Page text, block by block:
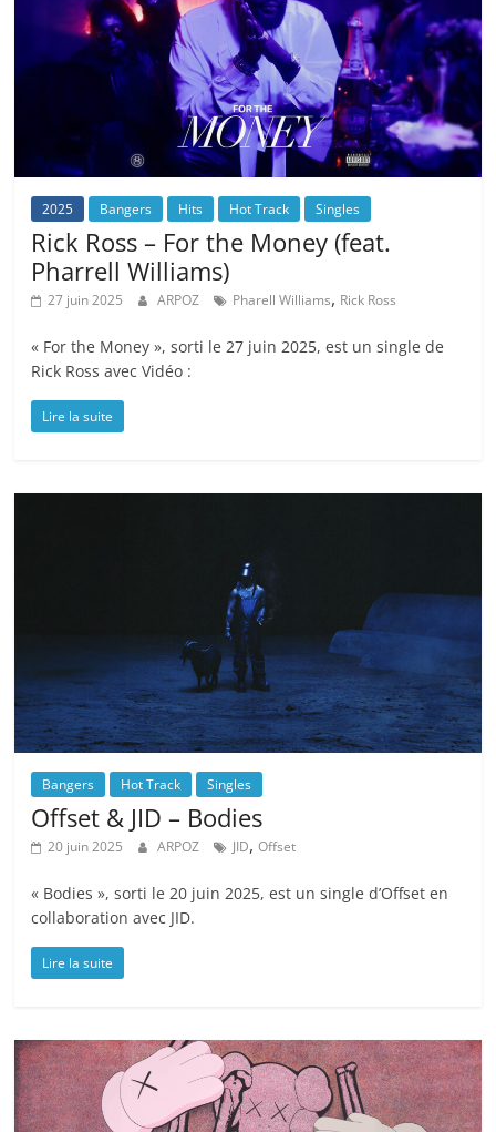
2025 Bangers Hits Hot Track Singles
Rick Ross – For the Money (feat.
Pharrell Williams)
27 juin 2025 ARPOZ Pharell Williams, Rick Ross
« For the Money », sorti le 27 juin 2025, est un single de
Rick Ross avec Vidéo :
Lire la suite
Bangers Hot Track Singles
Offset & JID – Bodies
20 juin 2025 ARPOZ JID,Offset
« Bodies », sorti le 20 juin 2025, est un single d’Offset en
collaboration avec JID.
Lire la suite